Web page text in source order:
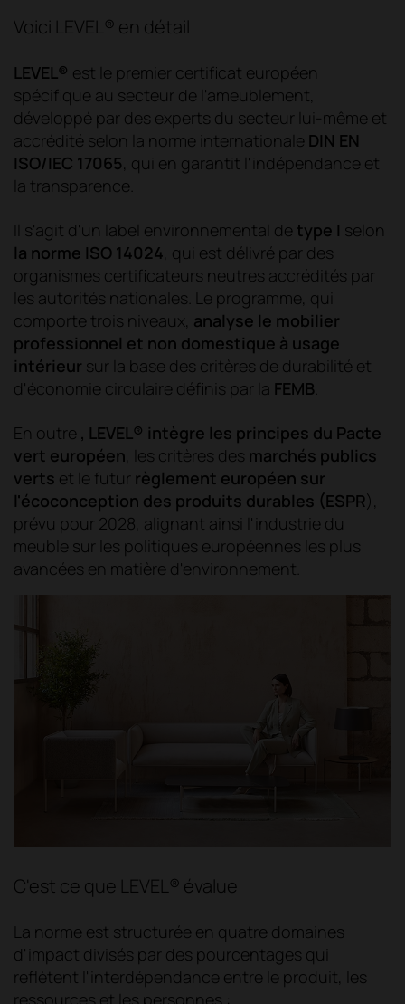
Voici LEVEL® en détail
LEVEL® est le premier certificat européen
spécifique au secteur de l'ameublement,
développé par des experts du secteur lui-même et
accrédité selon la norme internationale DIN EN
ISO/IEC 17065, qui en garantit l'indépendance et
la transparence.
Il s'agit d'un label environnemental de type I selon
la norme ISO 14024, qui est délivré par des
organismes certificateurs neutres accrédités par
les autorités nationales. Le programme, qui
comporte trois niveaux, analyse le mobilier
professionnel et non domestique à usage
intérieur sur la base des critères de durabilité et
d'économie circulaire définis par la FEMB.
En outre , LEVEL® intègre les principes du Pacte
vert européen, les critères des marchés publics
verts et le futur règlement européen sur
l'écoconception des produits durables (ESPR),
prévu pour 2028, alignant ainsi l'industrie du
meuble sur les politiques européennes les plus
avancées en matière d'environnement.
C'est ce que LEVEL® évalue
La norme est structurée en quatre domaines
d'impact divisés par des pourcentages qui
reflètent l'interdépendance entre le produit, les
ressources et les personnes :